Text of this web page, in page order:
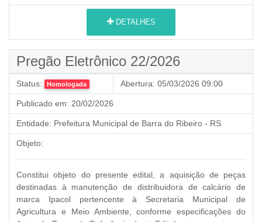
DETALHES
Pregão Eletrônico 22/2026
Status: Homologada Abertura: 05/03/2026 09:00
Publicado em: 20/02/2026
Entidade: Prefeitura Municipal de Barra do Ribeiro - RS
Objeto:
Constitui objeto do presente edital, a aquisição de peças
destinadas à manutenção de distribuidora de calcário de
marca Ipacol pertencente à Secretaria Municipal de
Agricultura e Meio Ambiente, conforme especificações do